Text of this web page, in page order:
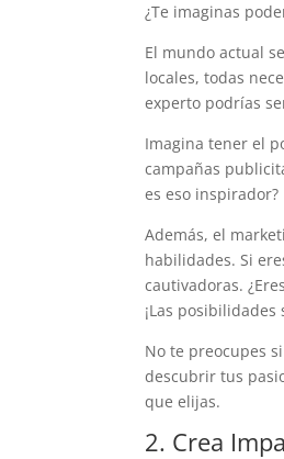
¿Te imaginas
El mundo actual
locales, todas
experto podrías
Imagina tener el
campañas
es eso inspirador?
Además, el
habilidades. Si
cautivadoras.
¡Las
No te preocupes
descubrir tus
que elijas.
2. Crea